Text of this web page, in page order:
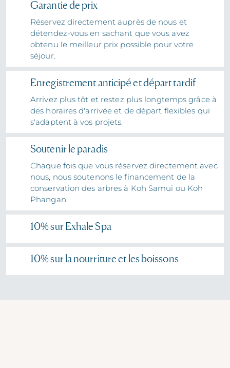
Garantie de prix
Réservez directement auprès de nous et
détendez-vous en sachant que vous avez
obtenu le meilleur prix possible pour votre
séjour.
Enregistrement anticipé et départ tardif
Arrivez plus tôt et restez plus longtemps grâce à
des horaires d'arrivée et de départ flexibles qui
s'adaptent à vos projets.
Soutenir le paradis
Chaque fois que vous réservez directement avec
nous, nous soutenons le financement de la
conservation des arbres à Koh Samui ou Koh
Phangan.
10% sur Exhale Spa
10% sur la nourriture et les boissons